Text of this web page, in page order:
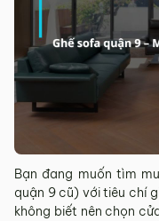
Bạn đang muốn tìm
quận 9 cũ) với tiêu chí
không biết nên chọn